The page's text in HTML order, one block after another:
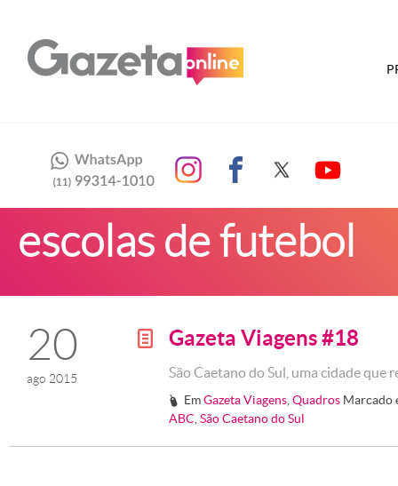
escolas de futebol
20
ago 2015
g Gazeta Viagens #18
São Caetano do Sul, uma cidade
# EmGazeta Viagens ,Quadros Marcado
ABC São Caetano do Sul